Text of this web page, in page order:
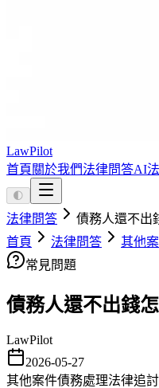
LawPilot
首頁 關於我們法律問答AI
🌓
法律問答
債務人還不出
首頁
法律問答 其他
常見問題
債務人還不出錢
LawPilot
2026-05-27
其他案件債務處理法律追討